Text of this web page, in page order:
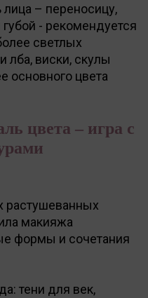
– переносицу,
- рекомендуется
светлых
лба, виски, скулы
основного цвета
цвета – игра с
растушеванных
макияжа
формы и сочетания
тени для век,